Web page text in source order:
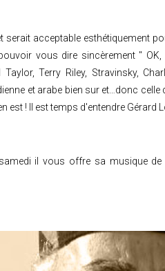
serait acceptable esthétiquement
vous dire sincèrement " OK,
Terry Riley, Stravinsky,
et arabe bien sur et…donc celle
est ! Il est temps d'entendre Gérard
il vous offre sa musique